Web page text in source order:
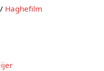
/ Haghefilm